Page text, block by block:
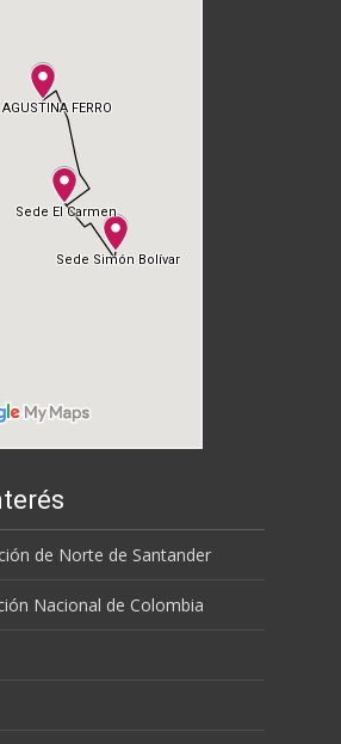
de Norte de Santander
Nacional de Colombia